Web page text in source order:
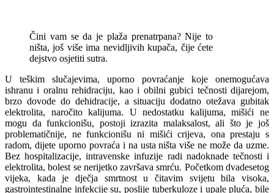
Čini vam se da je plaža prenatrpana? Nije to
ništa, još više ima nevidljivih kupača, čije ćete
dejstvo osjetiti sutra.
U teškim slučajevima, uporno povraćanje koje onemogućava
ishranu i oralnu rehidraciju, kao i obilni gubici tečnosti dijarejom,
brzo dovode do dehidracije, a situaciju dodatno otežava gubitak
elektrolita, naročito kalijuma. U nedostatku kalijuma, mišići ne
mogu da funkcionišu, postoji izrazita malaksalost, ali što je još
problematičnije, ne funkcionišu ni mišići crijeva, ona prestaju s
radom, dijete uporno povraća i na usta ništa više ne može da uzme.
Bez hospitalizacije, intravenske infuzije radi nadoknade tečnosti i
elektrolita, bolest se nerijetko završava smrću. Početkom dvadesetog
vijeka, kada je dječja smrtnost u čitavim svijetu bila visoka,
gastrointestinalne infekcije su, poslije tuberkuloze i upale pluća, bile